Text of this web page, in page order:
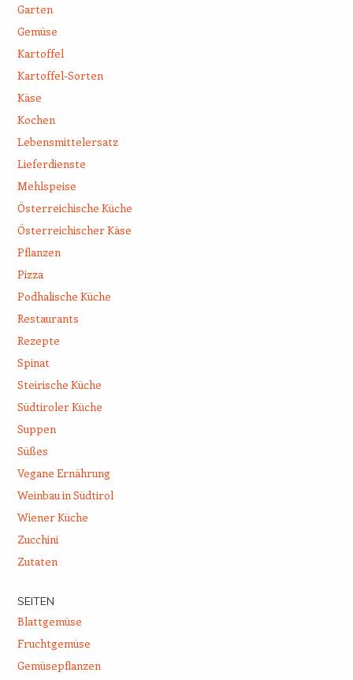
Garten
Gemüse
Kartoffel
Kartoffel-Sorten
Käse
Kochen
Lebensmittelersatz
Lieferdienste
Mehlspeise
Österreichische Küche
Österreichischer Käse
Pflanzen
Pizza
Podhalische Küche
Restaurants
Rezepte
Spinat
Steirische Küche
Südtiroler Küche
Suppen
Süßes
Vegane Ernährung
Weinbau in Südtirol
Wiener Küche
Zucchini
Zutaten
SEITEN
Blattgemüse
Fruchtgemüse
Gemüsepflanzen